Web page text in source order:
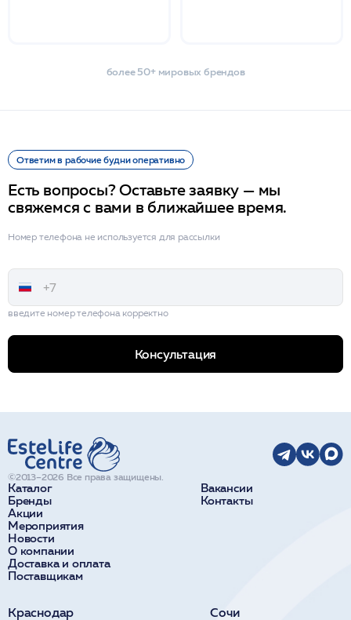
более 50+ мировых брендов
Ответим в рабочие будни оперативно
Есть вопросы? Оставьте заявку — мы
свяжемся с вами в ближайшее время.
Номер телефона не используется для рассылки
введите номер телефона корректно
Консультация
Каталог
Бренды
Акции
Мероприятия
Новости
О компании
Доставка и оплата
Поставщикам
Вакансии
Контакты
©2013–2026 Все права защищены.
Краснодар Сочи